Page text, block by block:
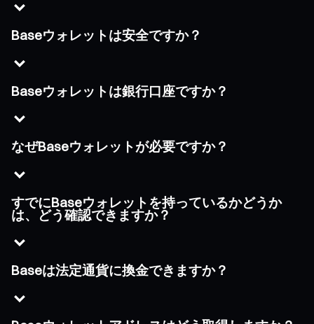
Baseウォレットは安全ですか？
Baseウォレットは銀行口座ですか？
なぜBaseウォレットが必要ですか？
すでにBaseウォレットを持っているかどうか
は、どう確認できますか？
Baseは法定通貨に換金できますか？